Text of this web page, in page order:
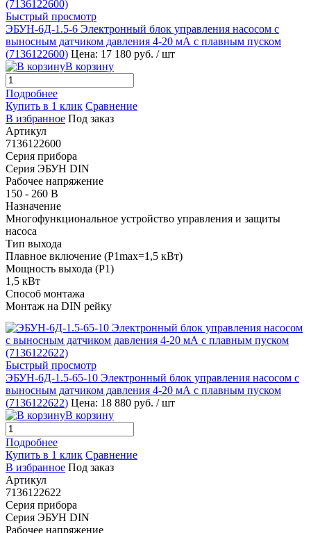
Быстрый просмотр
ЭБУН-6Д-1.5-6 Электронный блок управления насосом с
выносным датчиком давления 4-20 мА с плавным пуском
(7136122600) Цена: 17 180 руб. / шт
В корзину
Подробнее
Купить в 1 клик Сравнение
В избранное Под заказ
Артикул
7136122600
Серия прибора
Серия ЭБУН DIN
Рабочее напряжение
150 - 260 В
Назначение
Многофункциональное устройство управления и защиты
насоса
Тип выхода
Плавное включение (P1max=1,5 кВт)
Мощность выхода (P1)
1,5 кВт
Способ монтажа
Монтаж на DIN рейку
Быстрый просмотр
ЭБУН-6Д-1.5-65-10 Электронный блок управления насосом с
выносным датчиком давления 4-20 мА с плавным пуском
(7136122622) Цена: 18 880 руб. / шт
В корзину
Подробнее
Купить в 1 клик Сравнение
В избранное Под заказ
Артикул
7136122622
Серия прибора
Серия ЭБУН DIN
Рабочее напряжение